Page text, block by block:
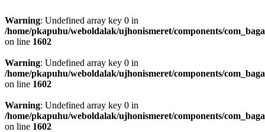
Warning: Undefined array key 0 in
/home/pkapuhu/weboldalak/ujhonismeret/components/
on line 1602
Warning: Undefined array key 0 in
/home/pkapuhu/weboldalak/ujhonismeret/components/
on line 1602
Warning: Undefined array key 0 in
/home/pkapuhu/weboldalak/ujhonismeret/components/
on line 1602